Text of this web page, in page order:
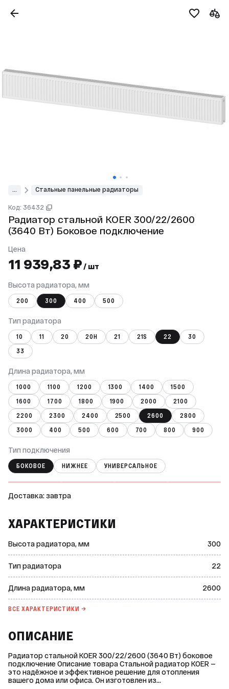
Стальные панельные радиаторы
Код: 36432
Радиатор стальной KOER 300/22/2600
(3640 Вт) Боковое подключение
Цена
11 939,83 ₽ / шт
Высота радиатора, мм
200 300 400 500
Тип радиатора
10 11 20 20Н 21 21S 22
30
33
Длина радиатора, мм
1000 1100 1200 1300 1400
1500
1600
1700 1800 1900 2000
2100
2200
2300 2400 2500 2600
2800
3000
400 500 600 700 800 900
Тип подключения
БОКОВОЕ НИЖНЕЕ УНИВЕРСАЛЬНОЕ
Доставка: завтра
ХАРАКТЕРИСТИКИ
Высота радиатора, мм 300
Тип радиатора 22
Длина радиатора, мм 2600
ВСЕ ХАРАКТЕРИСТИКИ →
ОПИСАНИЕ
Радиатор стальной KOER 300/22/2600 (3640 Вт) боковое
подключение Описание товара Стальной радиатор KOER —
это надёжное и эффективное решение для отопления
вашего дома или офиса. Он изготовлен из